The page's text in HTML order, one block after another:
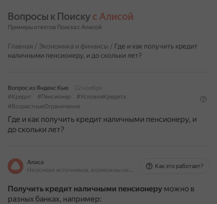
Вопросы к Поиску с Алисой
Примеры ответов Поиска с Алисой
Главная / Экономика и финансы / Где и как получить кредит
наличными пенсионеру, и до скольки лет?
Вопрос из Яндекс Кью
22 ноября
#Кредит
#Пенсионер
#УсловияКредита
#ВозрастныеОграничения
Где и как получить кредит наличными пенсионеру, и
до скольки лет?
Алиса
На основе источников, возможны неточности
Как это работает?
Получить кредит наличными пенсионеру можно в
разных банках, например: